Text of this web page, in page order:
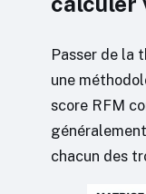
Passer de la
une
score RFM
chacun des